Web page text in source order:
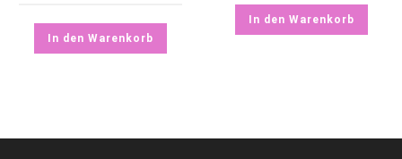
In den Warenkorb
In den Warenkorb